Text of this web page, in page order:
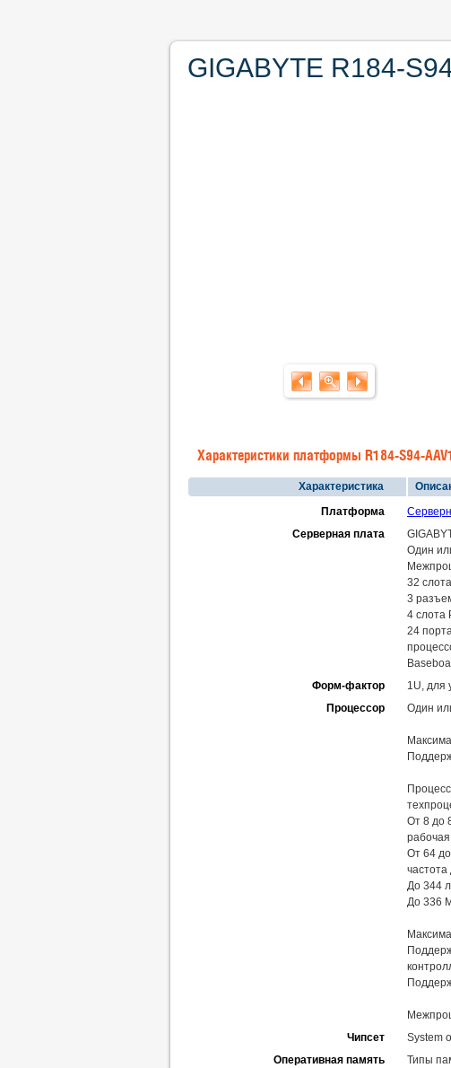
GIGABYTE R184-
Характеристики платформы R184-S94-AAV1
Характеристика
Платформа
Серверная плата
Один
32
3
4 слота
24
Форм-фактор
1U, для
Процессор
Один
От 8 до
От 64
частота
До 344
До 336
Чипсет
System
Оперативная память
Типы